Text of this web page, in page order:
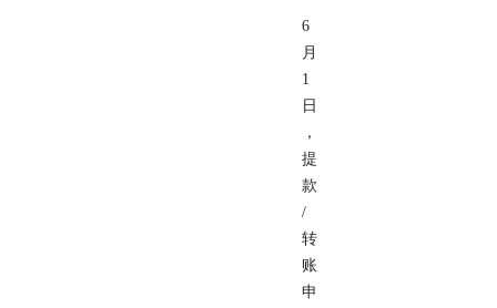
6
月
1
日
，
提
款
/
转
账
申